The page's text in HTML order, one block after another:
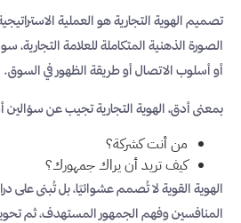
تصميم الهوية التجارية هو العملية
الصورة الذهنية المتكاملة للعلامة التجارية،
أو أسلوب الاتصال أو طريقة الظهور في السوق.
بمعنى أدق، الهوية التجارية تجيب عن
من أنت كشركة؟
كيف تريد أن يراك جمهورك؟
الهوية القوية لا تُصمم عشوائيًا، بل تُبنى على
المنافسين وفهم الجمهور المستهدف، ثم